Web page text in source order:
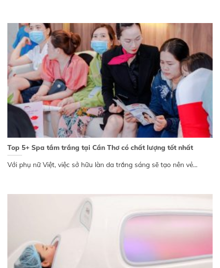
Top 5+ Spa tắm trắng tại Cần Thơ có chất lượng tốt nhất
Với phụ nữ Việt, việc sở hữu làn da trắng sáng sẽ tạo nên vẻ...